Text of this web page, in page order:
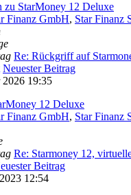
zu StarMoney 12 Deluxe
Finanz GmbH, Star Finanz
Re: Rückgriff auf
Neuester Beitrag
19:35
12 Deluxe
Finanz GmbH, Star Finanz
Re: Starmoney 12,
Beitrag
12:54